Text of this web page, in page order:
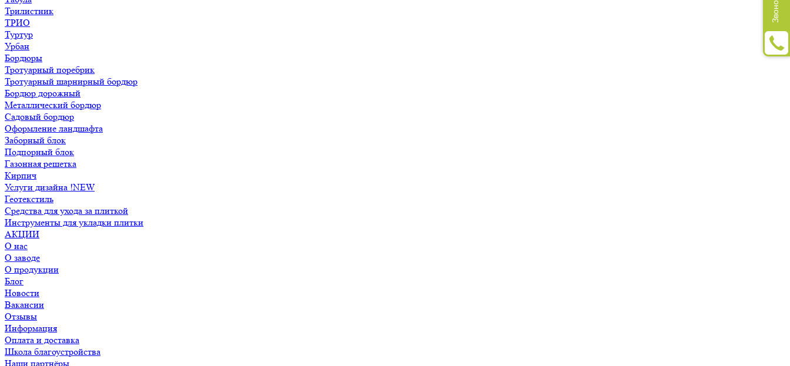
Трилистник
ТРИО
Туртур
Урбан
Бордюры
Тротуарный поребрик
Тротуарный шарнирный бордюр
Бордюр дорожный
Металлический бордюр
Садовый бордюр
Оформление ландшафта
Заборный блок
Подпорный блок
Газонная решетка
Кирпич
Услуги дизайна !NEW
Геотекстиль
Средства для ухода за плиткой
Инструменты для укладки плитки
АКЦИИ
О нас
О заводе
О продукции
Блог
Новости
Вакансии
Отзывы
Информация
Оплата и доставка
Школа благоустройства
Наши партнёры